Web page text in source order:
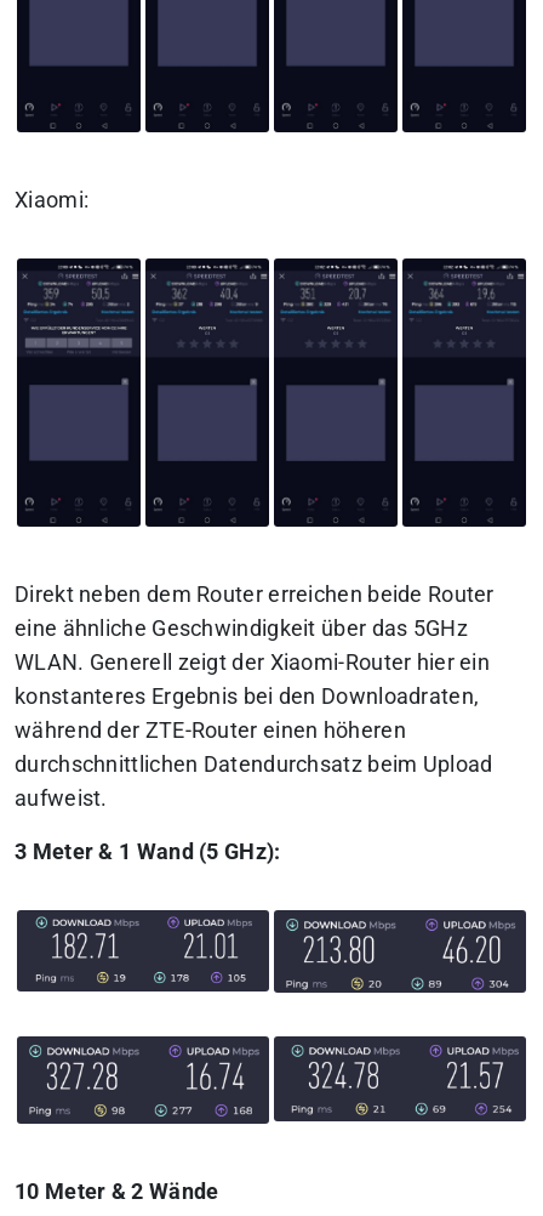
Xiaomi:
Direkt neben dem Router erreichen beide Router
eine ähnliche Geschwindigkeit über das 5GHz
WLAN. Generell zeigt der Xiaomi-Router hier ein
konstanteres Ergebnis bei den Downloadraten,
während der ZTE-Router einen höheren
durchschnittlichen Datendurchsatz beim Upload
aufweist.
3 Meter & 1 Wand (5 GHz):
10 Meter & 2 Wände